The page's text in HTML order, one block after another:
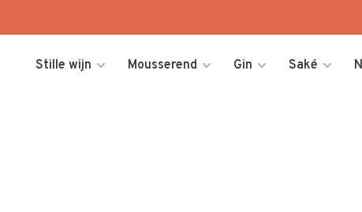
Stille wijn Mousserend Gin Saké